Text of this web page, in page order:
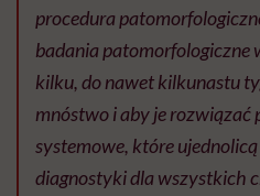
procedura
badania patomorfologiczne
kilku, do nawet kilkunastu
mnóstwo i aby je rozwiązać
systemowe, które
diagnostyki dla wszystkich